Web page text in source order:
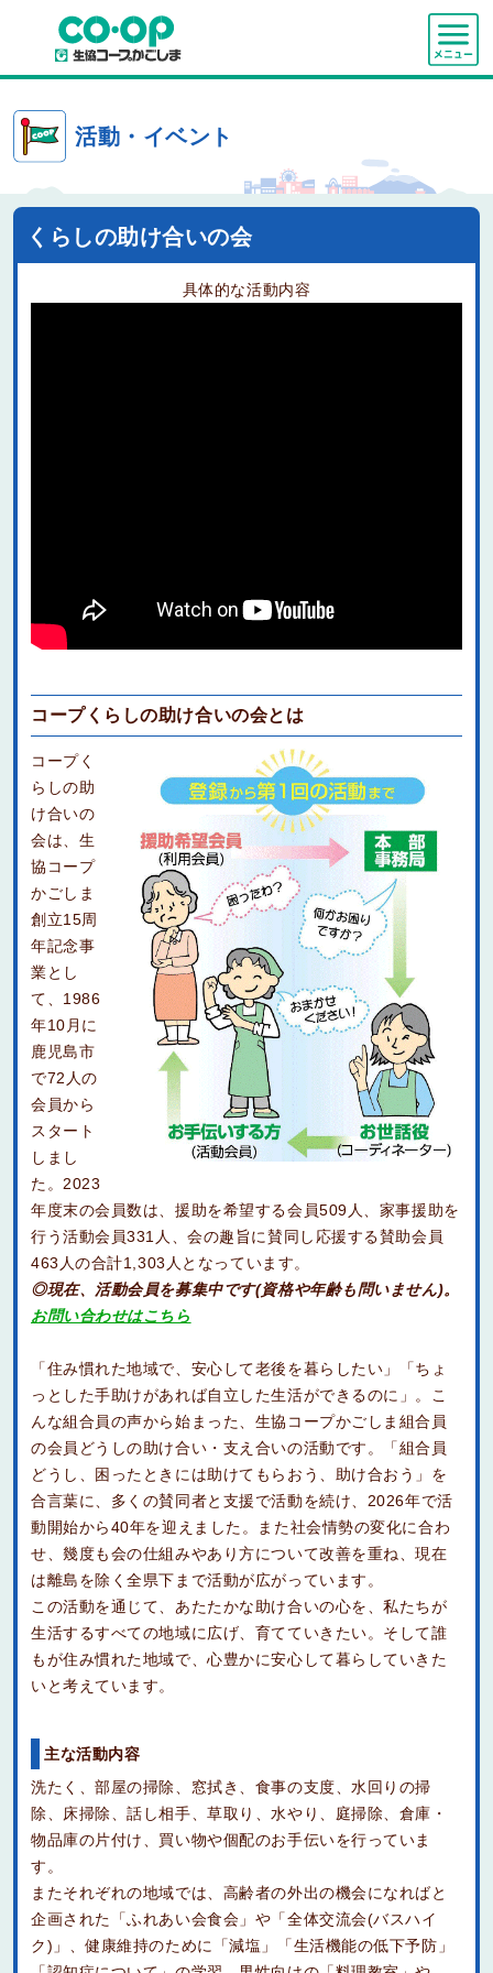
活動・イベント
くらしの助け合いの会
具体的な活動内容
コープくらしの助け合いの会とは
コープく
らしの助
け合いの
会は、生
協コープ
かごしま
創立15周
年記念事
業とし
て、1986
年10月に
鹿児島市
で72人の
会員から
スタート
しまし
た。2023
年度末の会員数は、援助を希望する会員509人、家事援助を
行う活動会員331人、会の趣旨に賛同し応援する賛助会員
463人の合計1,303人となっています。
◎現在、活動会員を募集中です(資格や年齢も問いません)。
お問い合わせはこちら
「住み慣れた地域で、安心して老後を暮らしたい」「ちょ
っとした手助けがあれば自立した生活ができるのに」。こ
んな組合員の声から始まった、生協コープかごしま組合員
の会員どうしの助け合い・支え合いの活動です。「組合員
どうし、困ったときには助けてもらおう、助け合おう」を
合言葉に、多くの賛同者と支援で活動を続け、2026年で活
動開始から40年を迎えました。また社会情勢の変化に合わ
せ、幾度も会の仕組みやあり方について改善を重ね、現在
は離島を除く全県下まで活動が広がっています。
この活動を通じて、あたたかな助け合いの心を、私たちが
生活するすべての地域に広げ、育てていきたい。そして誰
もが住み慣れた地域で、心豊かに安心して暮らしていきた
いと考えています。
主な活動内容
洗たく、部屋の掃除、窓拭き、食事の支度、水回りの掃
除、床掃除、話し相手、草取り、水やり、庭掃除、倉庫・
物品庫の片付け、買い物や個配のお手伝いを行っていま
す。
またそれぞれの地域では、高齢者の外出の機会になればと
企画された「ふれあい会食会」や「全体交流会(バスハイ
ク)」、健康維持のために「減塩」「生活機能の低下予防」